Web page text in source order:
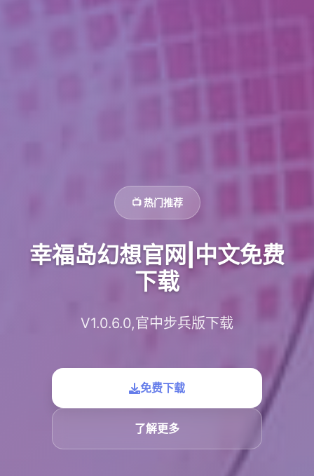
📺 热门推荐
幸福岛幻想官网|中文免费
下载
V1.0.6.0,官中步兵版下载
免费下载
了解更多